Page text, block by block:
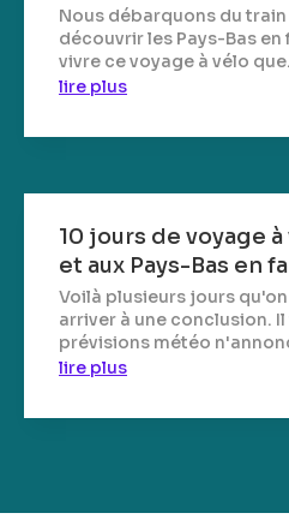
Nous débarquons du
découvrir les Pays-Bas en
vivre ce voyage à vélo
lire plus
10 jours de voyage
et aux Pays-Bas en
Voilà plusieurs jours
arriver à une conclusion.
prévisions météo
lire plus